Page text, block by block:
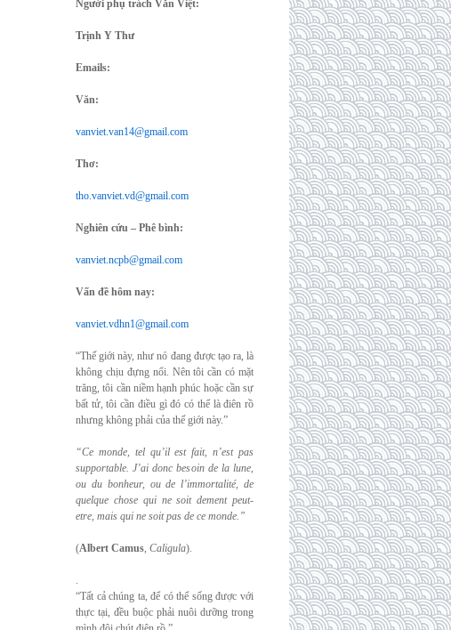
Người phụ trách Văn Việt:
Trịnh Y Thư
Emails:
Văn:
vanviet.van14@gmail.com
Thơ:
tho.vanviet.vd@gmail.com
Nghiên cứu – Phê bình:
vanviet.ncpb@gmail.com
Vấn đề hôm nay:
vanviet.vdhn1@gmail.com
“Thế giới này, như nó đang được tạo ra, là
không chịu đựng nổi. Nên tôi cần có mặt
trăng, tôi cần niềm hạnh phúc hoặc cần sự
bất tử, tôi cần điều gì đó có thể là điên rồ
nhưng không phải của thế giới này.”
“Ce monde, tel qu’il est fait, n’est pas
supportable. J’ai donc besoin de la lune,
ou du bonheur, ou de l’immortalité, de
quelque chose qui ne soit dement peut-
etre, mais qui ne soit pas de ce monde.”
(Albert Camus, Caligula).
.
“Tất cả chúng ta, để có thể sống được với
thực tại, đều buộc phải nuôi dưỡng trong